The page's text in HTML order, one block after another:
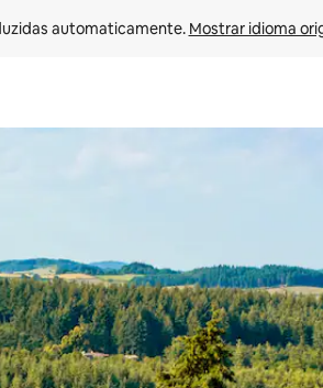
automaticamente. Mostrar idioma